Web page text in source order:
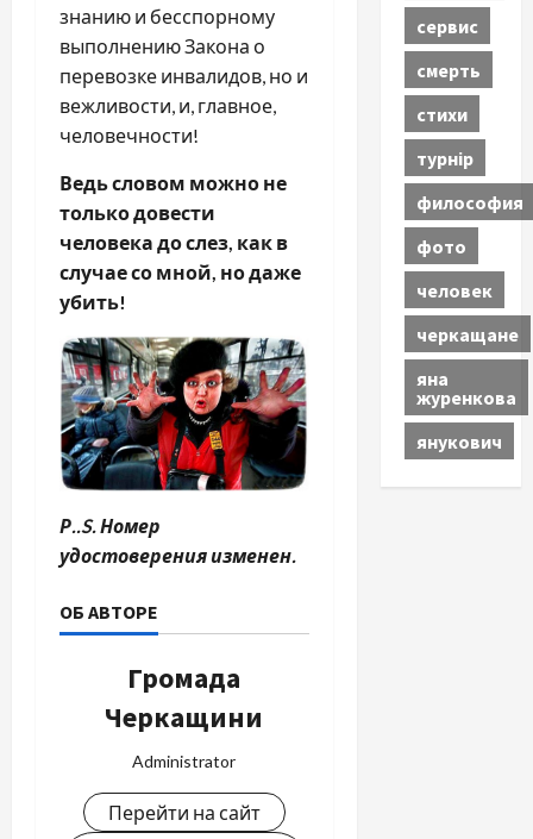
знанию и бесспорному
выполнению Закона о
перевозке инвалидов, но и
вежливости, и, главное,
человечности!
Ведь словом можно не
только довести
человека до слез, как в
случае со мной, но даже
убить!
Р..S. Номер
удостоверения изменен.
ОБ АВТОРЕ
Громада
Черкащини
Administrator
Перейти на сайт
сервис
смерть
стихи
турнір
философия
фото
человек
черкащане
яна
журенкова
янукович